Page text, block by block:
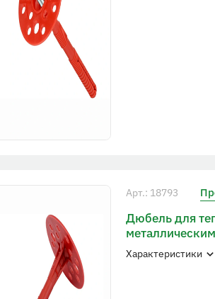
Арт.: 18793
Дюбель для
Характеристики